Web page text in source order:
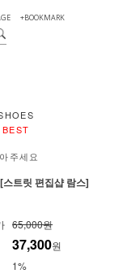
+BOOKMARK
BEST
주세요
트릿 편집샵 람스]
65,000원
37,300원
1%